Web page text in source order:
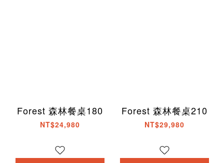
Forest 森林餐桌180
NT$24,980
Forest 森林餐桌210
NT$29,980